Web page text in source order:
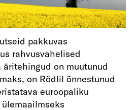
pakkuvas
rahvusvahelised
on muutunud
on Rödlil õnnestunud
euroopaliku